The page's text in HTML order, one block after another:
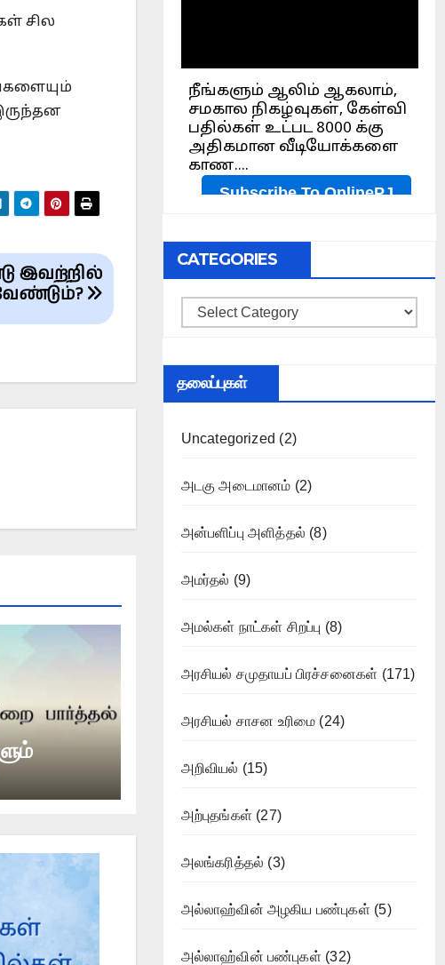
சில
இவற்றில்
CATEGORIES
Categories
தலைப்புகள்
Uncategorized (2)
அடகு அடைமானம் (2)
அன்பளிப்பு அளித்தல் (8)
அமர்தல் (9)
அமல்கள் நாட்கள் சிறப்பு (8)
அரசியல் சமுதாயப் பிரச்சனைகள் (171)
அரசியல் சாசன உரிமை (24)
அறிவியல் (15)
அற்புதங்கள் (27)
அலங்கரித்தல் (3)
அல்லாஹ்வின் அழகிய பண்புகள் (5)
அல்லாஹ்வின் பண்புகள் (32)